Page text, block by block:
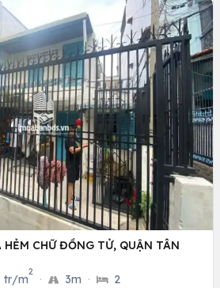
CHỮ ĐỒNG TỬ, QUẬN TÂN
tr/m
2
· 3m · 2